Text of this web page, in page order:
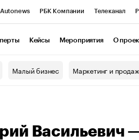
Autonews РБК Компании Телеканал
Кейсы Мероприятия О
Малый бизнес Маркетинг и
Васильевич